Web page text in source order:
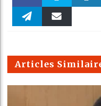
Faceboo Twitter
m
Articles